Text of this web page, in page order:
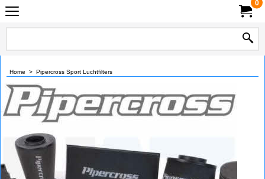
0
Home > Pipercross Sport Luchtfilters